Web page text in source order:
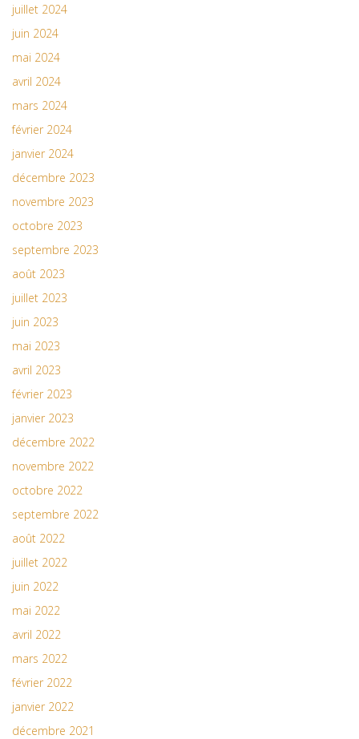
juillet 2024
juin 2024
mai 2024
avril 2024
mars 2024
février 2024
janvier 2024
décembre 2023
novembre 2023
octobre 2023
septembre 2023
août 2023
juillet 2023
juin 2023
mai 2023
avril 2023
février 2023
janvier 2023
décembre 2022
novembre 2022
octobre 2022
septembre 2022
août 2022
juillet 2022
juin 2022
mai 2022
avril 2022
mars 2022
février 2022
janvier 2022
décembre 2021